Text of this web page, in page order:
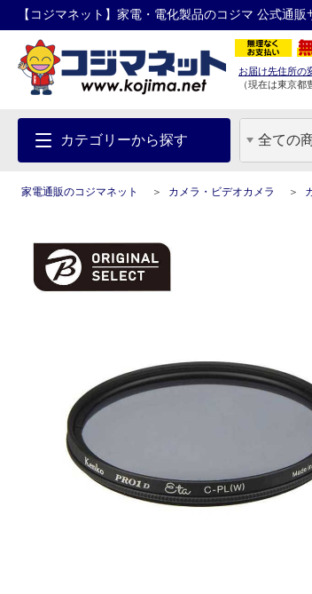
【コジマネット】家電・電化製品のコジマ 公式通販
お届け先住所の
（現在は東京都
カテゴリーから探す 全ての
家電通販のコジマネット カメラ・ビデオカメラ